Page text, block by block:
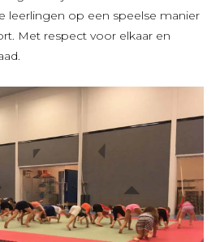
leerlingen op een speelse manier
Met respect voor elkaar en